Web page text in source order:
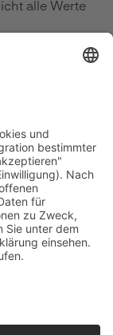
alle Werte
Lieber nicht